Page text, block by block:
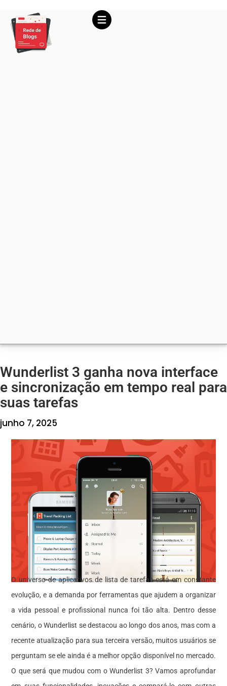
Wunderlist 3 ganha nova interface
e sincronização em tempo real para
suas tarefas
junho 7, 2025
O universo de aplicativos de lista de tarefas está em constante
evolução, e a demanda por ferramentas que ajudem a organizar
a vida pessoal e profissional nunca foi tão alta. Dentro desse
cenário, o Wunderlist se destacou ao longo dos anos, mas com a
recente atualização para sua terceira versão, muitos usuários se
perguntam se ele ainda é a melhor opção disponível no mercado.
O que será que mudou com o Wunderlist 3? Vamos aprofundar